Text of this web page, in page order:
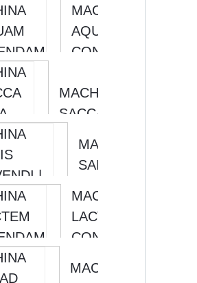
FORMA
TUNICAE [
...
MACHINA AD
AQUAM
CONDIENDAM
LIQUIDUM
CONDIENDUM
MACHINA AD
SACCA
MACHINA AD
AQUAM
IMPLENDAM...
MACHINA
SAPONIS
MACHINA AD
LACTEM
CONDIENDAM
MACHINA